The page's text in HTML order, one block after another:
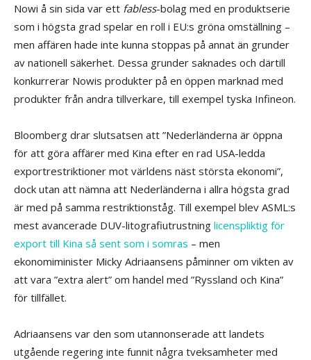
Nowi å sin sida var ett fabless-bolag med en produktserie
som i högsta grad spelar en roll i EU:s gröna omställning –
men affären hade inte kunna stoppas på annat än grunder
av nationell säkerhet. Dessa grunder saknades och därtill
konkurrerar Nowis produkter på en öppen marknad med
produkter från andra tillverkare, till exempel tyska Infineon.
Bloomberg drar slutsatsen att ”Nederländerna är öppna
för att göra affärer med Kina efter en rad USA-ledda
exportrestriktioner mot världens näst största ekonomi”,
dock utan att nämna att Nederländerna i allra högsta grad
är med på samma restriktionståg. Till exempel blev ASML:s
mest avancerade DUV-litografiutrustning licenspliktig för
export till Kina så sent som i somras – men
ekonomiminister Micky Adriaansens påminner om vikten av
att vara ”extra alert” om handel med ”Ryssland och Kina”
för tillfället.
Adriaansens var den som utannonserade att landets
utgående regering inte funnit några tveksamheter med